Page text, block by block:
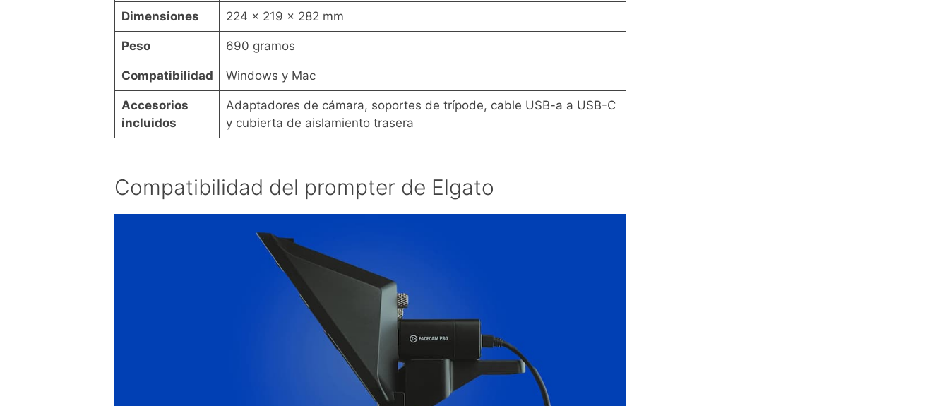
Dimensiones 224 x 219 x 282 mm
Peso 690 gramos
Compatibilidad Windows y Mac
Accesorios
incluidos
Adaptadores de cámara, soportes de trípode, cable USB-a a USB-C
y cubierta de aislamiento trasera
Compatibilidad del prompter de Elgato